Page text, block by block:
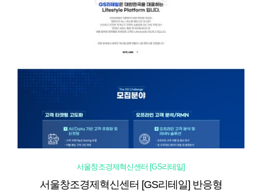
서울창조경제혁신센터 [GS리테일]
서울창조경제혁신센터 [GS리테일] 반응형